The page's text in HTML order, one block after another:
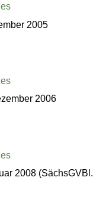
2005
2006
2008 (SächsGVBl.